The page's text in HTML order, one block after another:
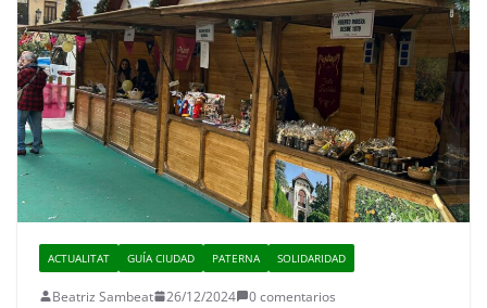
ACTUALITAT GUÍA CIUDAD PATERNA SOLIDARIDAD
Beatriz Sambeat 26/12/2024
0 comentarios